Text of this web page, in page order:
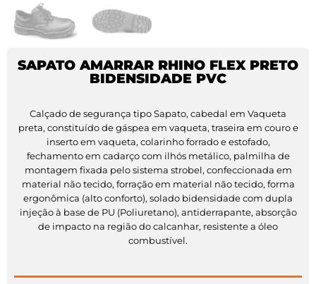
SAPATO AMARRAR RHINO FLEX PRETO
BIDENSIDADE PVC
Calçado de segurança tipo Sapato, cabedal em Vaqueta
preta, constituído de gáspea em vaqueta, traseira em couro e
inserto em vaqueta, colarinho forrado e estofado,
fechamento em cadarço com ilhós metálico, palmilha de
montagem fixada pelo sistema strobel, confeccionada em
material não tecido, forração em material não tecido, forma
ergonômica (alto conforto), solado bidensidade com dupla
injeção à base de PU (Poliuretano), antiderrapante, absorção
de impacto na região do calcanhar, resistente a óleo
combustível.